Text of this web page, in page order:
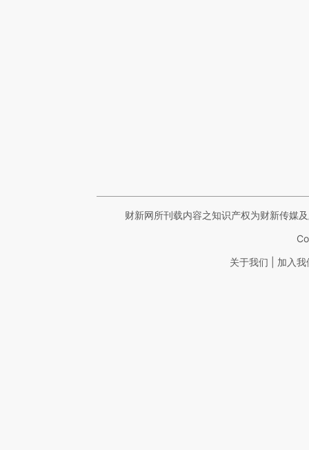
财新网所刊载内容之知识产权为财新传媒
关于我们 加入我